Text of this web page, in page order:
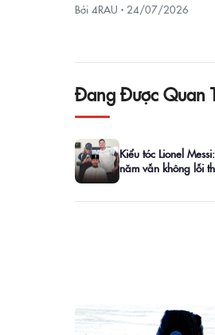
Bởi 4RAU · 24/07/2026
Đang Được Quan
Kiểu tóc Lionel
năm vẫn không lỗi